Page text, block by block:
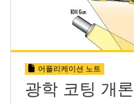
어플리케이션 노트
광학 코팅 개론